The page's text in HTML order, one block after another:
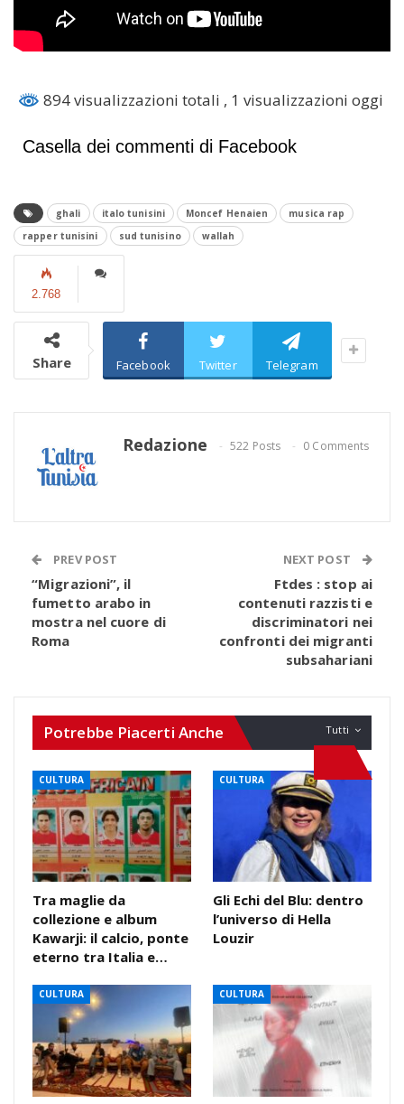
894 visualizzazioni totali , 1 visualizzazioni oggi
Casella dei commenti di Facebook
ghali italo tunisini Moncef Henaien
musica rap
rapper tunisini
sud tunisino wallah
2.768
Share Facebook Twitter Telegram
Redazione 522 Posts 0 Comments
PREV POST
“Migrazioni”, il
fumetto arabo in
mostra nel cuore di
Roma
NEXT POST
Ftdes : stop ai
contenuti razzisti e
discriminatori nei
confronti dei migranti
subsahariani
Tutti
Potrebbe Piacerti Anche
CULTURA
Tra maglie da
collezione e album
Kawarji: il calcio, ponte
eterno tra Italia e…
CULTURA
Gli Echi del Blu: dentro
l’universo di Hella
Louzir
CULTURA CULTURA